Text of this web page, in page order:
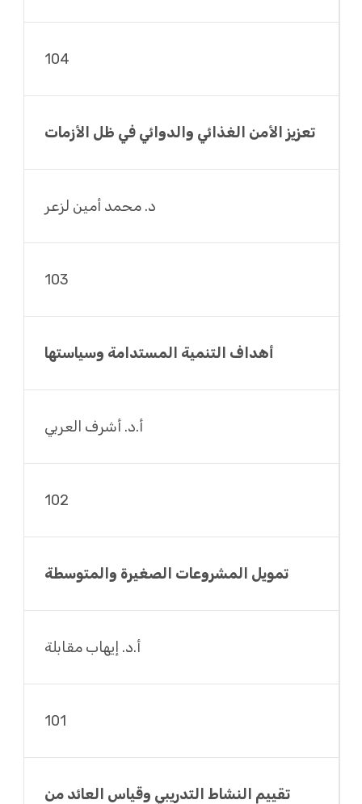
104
تعزيز الأمن الغذائي والدوائي في ظل الأزمات
د. محمد أمين لزعر
103
أهداف التنمية المستدامة وسياستها
أ.د. أشرف العربي
102
تمويل المشروعات الصغيرة والمتوسطة
أ.د. إيهاب مقابلة
101
تقييم النشاط التدريبي وقياس العائد من